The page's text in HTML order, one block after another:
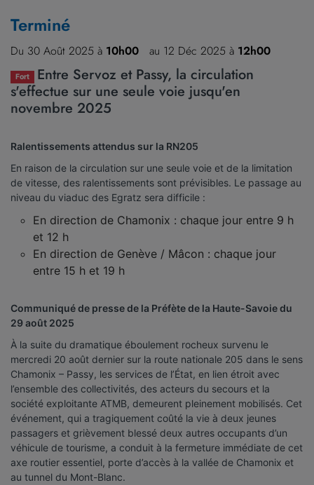
Terminé
Du 30 Août 2025 à 10h00 au 12 Déc 2025 à 12h00
Fort
Entre Servoz et Passy, la circulation
s'effectue sur une seule voie jusqu'en
novembre 2025
Ralentissements attendus sur la RN205
En raison de la circulation sur une seule voie et de la limitation
de vitesse, des ralentissements sont prévisibles. Le passage au
niveau du viaduc des Egratz sera difficile :
En direction de Chamonix : chaque jour entre 9 h
et 12 h
En direction de Genève / Mâcon : chaque jour
entre 15 h et 19 h
Communiqué de presse de la Préfète de la Haute-Savoie du
29 août 2025
À la suite du dramatique éboulement rocheux survenu le
mercredi 20 août dernier sur la route nationale 205 dans le sens
Chamonix – Passy, les services de l’État, en lien étroit avec
l’ensemble des collectivités, des acteurs du secours et la
société exploitante ATMB, demeurent pleinement mobilisés. Cet
événement, qui a tragiquement coûté la vie à deux jeunes
passagers et grièvement blessé deux autres occupants d’un
véhicule de tourisme, a conduit à la fermeture immédiate de cet
axe routier essentiel, porte d’accès à la vallée de Chamonix et
au tunnel du Mont-Blanc.